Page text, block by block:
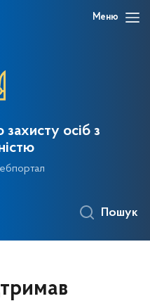
Меню
осіб з
Пошук